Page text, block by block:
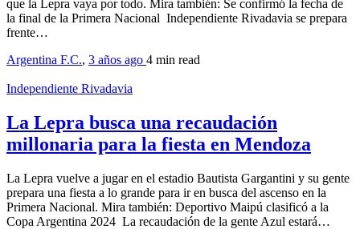
que la Lepra vaya por todo. Mira también: Se confirmó la fecha de
la final de la Primera Nacional Independiente Rivadavia se prepara
frente…
Argentina F.C., 3 años ago 4 min read
Independiente Rivadavia
La Lepra busca una recaudación
millonaria para la fiesta en Mendoza
La Lepra vuelve a jugar en el estadio Bautista Gargantini y su gente
prepara una fiesta a lo grande para ir en busca del ascenso en la
Primera Nacional. Mira también: Deportivo Maipú clasificó a la
Copa Argentina 2024 La recaudación de la gente Azul estará…